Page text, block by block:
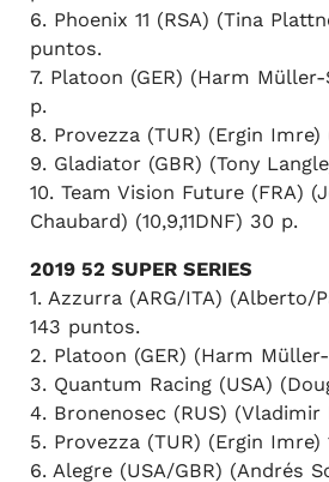
6. Phoenix 11 (RSA) (Tina
puntos.
7. Platoon (GER) (Harm Müller-
p.
8. Provezza (TUR) (Ergin Imre)
9. Gladiator (GBR) (Tony
10. Team Vision Future (FRA)
Chaubard) (10,9,11DNF) 30 p.
2019 52 SUPER SERIES
1. Azzurra (ARG/ITA) (Alberto/
143 puntos.
2. Platoon (GER) (Harm
3. Quantum Racing (USA)
4. Bronenosec (RUS)
5. Provezza (TUR) (Ergin Imre)
6. Alegre (USA/GBR) (Andrés